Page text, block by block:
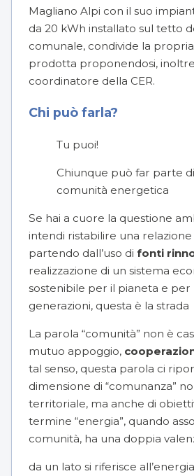
Magliano Alpi con il suo
da 20 kWh installato sul tetto
comunale, condivide la
prodotta proponendosi,
coordinatore della CER.
Chi può farla?
Tu puoi!
Chiunque può far parte
comunità energetica
Se hai a cuore la questione
intendi ristabilire una relazione
partendo dall’uso di fonti
realizzazione di un sistema
sostenibile per il pianeta e
generazioni, questa è la
La parola “comunità” non è
mutuo appoggio,
tal senso, questa parola ci
dimensione di “comunanza”
territoriale, ma anche di
termine “energia”, quando
comunità, ha una doppia
da un lato si riferisce all’energia